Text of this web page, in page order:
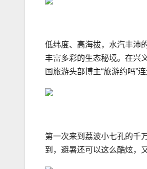
低纬度、高海拔，水汽丰沛
丰富多彩的生态秘境。在兴
国旅游头部博主“旅游约吗”
第一次来到荔波小七孔的千
到，避暑还可以这么酷炫，